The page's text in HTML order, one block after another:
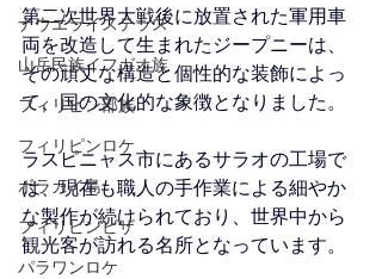
ナウエライステラス
山岳民族イフガオ族
フィリピン部族
フィリピンロケ
ボラカイ島
フィリピンビザ
パラワンロケ
第二次世界大戦後に放置された軍用車
両を改造して生まれたジープニーは、
その頑丈な構造と個性的な装飾によっ
て、国の文化的な象徴となりました。
ラスピニャス市にあるサラオの工場で
は、現在も職人の手作業による細やか
な製作が続けられており、世界中から
観光客が訪れる名所となっています。